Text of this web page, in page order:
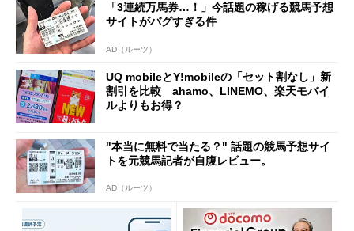
「3連続万馬券…！」今話題の稼げる競馬予想
サイトがバグすぎる件
AD（ルーツ）
UQ mobileとY!mobileの「セット割なし」新
割引を比較 ahamo、LINEMO、楽天モバイ
ルよりもお得？
"本当に無料で当たる？" 話題の競馬予想サイ
トを元競馬記者が自腹レビュー。
AD（ルーツ）